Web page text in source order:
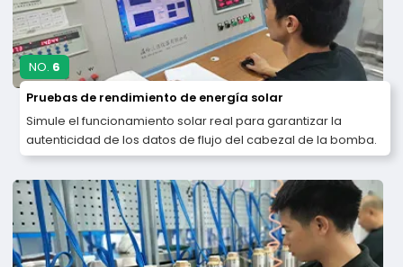
NO. 6
Pruebas de rendimiento de energía solar
Simule el funcionamiento solar real para garantizar la
autenticidad de los datos de flujo del cabezal de la bomba.